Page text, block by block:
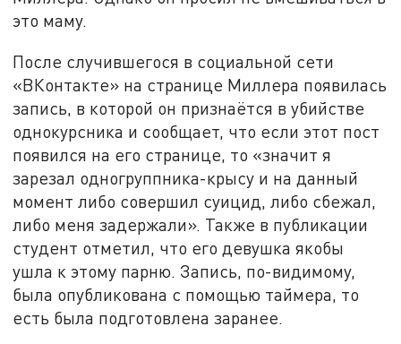
это маму.
После случившегося в социальной сети
«ВКонтакте» на странице Миллера появилась
запись, в которой он признаётся в убийстве
однокурсника и сообщает, что если этот пост
появился на его странице, то «значит я
зарезал одногруппника-крысу и на данный
момент либо совершил суицид, либо сбежал,
либо меня задержали». Также в публикации
студент отметил, что его девушка якобы
ушла к этому парню. Запись, по-видимому,
была опубликована с помощью таймера, то
есть была подготовлена заранее.